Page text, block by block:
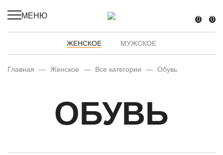
МЕНЮ 0 0
ЖЕНСКОЕ МУЖСКОЕ
Главная — Женское — Все категории — Обувь
ОБУВЬ